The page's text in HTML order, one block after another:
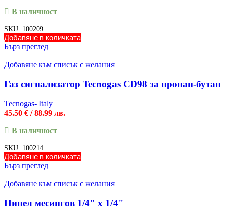
В наличност
SKU: 100209
Добавяне в количката
Бърз преглед
Добавяне към списък с желания
Газ сигнализатор Tecnogas CD98 за пропан-бутан
Tecnogas- Italy
45.50 € / 88.99 лв.
В наличност
SKU: 100214
Добавяне в количката
Бърз преглед
Добавяне към списък с желания
Нипел месингов 1/4" х 1/4"